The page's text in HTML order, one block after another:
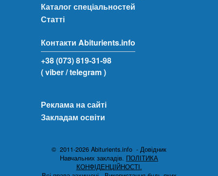
Каталог спеціальностей
Статті
Контакти Abiturients.info
+38 (073) 819-31-98
( viber/ telegram )
Реклама на сайті
Закладам освіти
© 2011-2026 Abiturients.info - Довідник
Навчальних закладів. ПОЛІТИКА
КОНФІДЕНЦІЙНОСТІ.